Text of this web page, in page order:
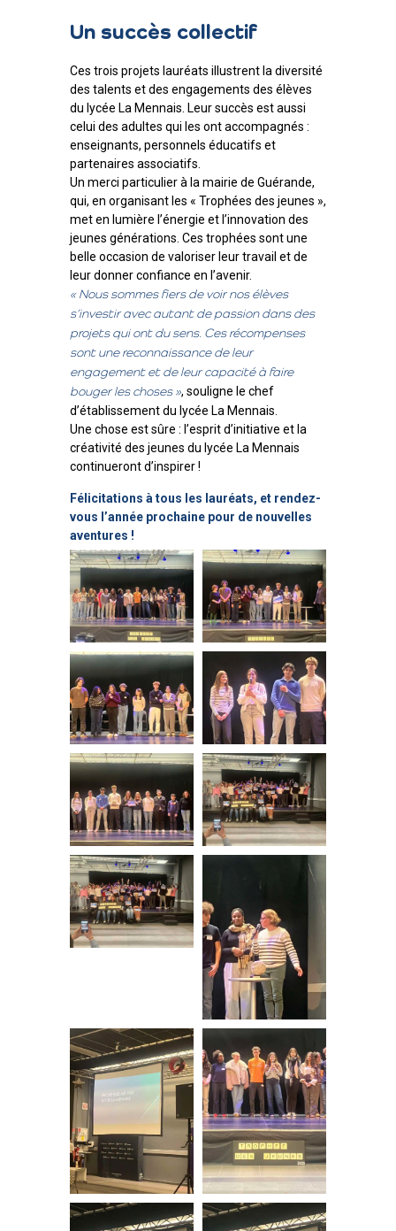
Un succès collectif
Ces trois projets lauréats illustrent la diversité
des talents et des engagements des élèves
du lycée La Mennais. Leur succès est aussi
celui des adultes qui les ont accompagnés :
enseignants, personnels éducatifs et
partenaires associatifs.
Un merci particulier à la mairie de Guérande,
qui, en organisant les « Trophées des jeunes »,
met en lumière l’énergie et l’innovation des
jeunes générations. Ces trophées sont une
belle occasion de valoriser leur travail et de
leur donner confiance en l’avenir.
« Nous sommes fiers de voir nos élèves
s’investir avec autant de passion dans des
projets qui ont du sens. Ces récompenses
sont une reconnaissance de leur
engagement et de leur capacité à faire
bouger les choses », souligne le chef
d’établissement du lycée La Mennais.
Une chose est sûre : l’esprit d’initiative et la
créativité des jeunes du lycée La Mennais
continueront d’inspirer !
Félicitations à tous les lauréats, et rendez-
vous l’année prochaine pour de nouvelles
aventures !